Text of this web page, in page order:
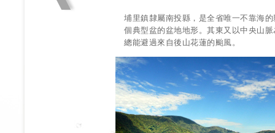
之於我們，已經
埔里鎮隸屬南投縣，是全省唯一不靠海
個典型盆的盆地地形。其東又以中央山
總能避過來自後山花蓮的颱風。